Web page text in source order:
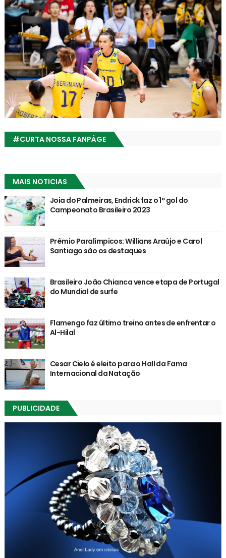
#CURTA NOSSA FANPÁGE
MAIS NOTICIAS
Joia do Palmeiras, Endrick faz o 1º gol do
Campeonato Brasileiro 2023
Prêmio Paralímpicos: Willians Araújo e Carol
Santiago são os destaques
Brasileiro João Chianca vence etapa de Portugal
do Mundial de surfe
Flamengo faz último treino antes de enfrentar o
Al-Hilal
Cesar Cielo é eleito para o Hall da Fama
Internacional da Natação
PUBLICIDADE